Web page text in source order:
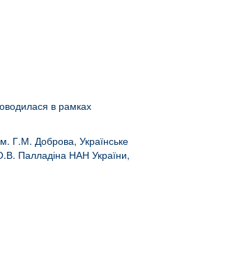
в рамках
Г.М. Доброва, Українське
Палладіна НАН України,